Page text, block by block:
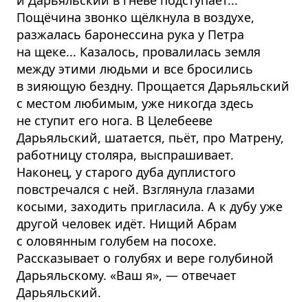
Пощёчина звонко щёлкнула в воздухе,
разжалась баронессина рука у Петра
на щеке... Казалось, провалилась земля
между этими людьми и все бросились
в зияющую бездну. Прощается Дарьяльский
с местом любимым, уже никогда здесь
не ступит его нога. В Целебееве
Дарьяльский, шатается, пьёт, про Матрену,
работницу столяра, выспрашивает.
Наконец, у старого дуба дуплистого
повстречался с ней. Взглянула глазами
косыми, заходить пригласила. А к дубу уже
другой человек идёт. Нищий Абрам
с оловянным голубем на посохе.
Рассказывает о голубях и вере голубиной
Дарьяльскому. «Ваш я», — отвечает
Дарьяльский.